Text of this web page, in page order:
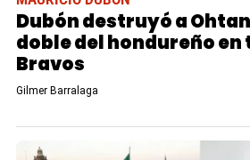
Dubón destruyó a
doble del hondureño
Bravos
Gilmer Barralaga